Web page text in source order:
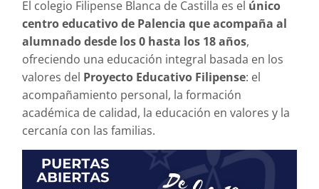
El colegio Filipense Blanca de Castilla es el único
centro educativo de Palencia que acompaña al
alumnado desde los 0 hasta los 18 años,
ofreciendo una educación integral basada en los
valores del Proyecto Educativo Filipense: el
acompañamiento personal, la formación
académica de calidad, la educación en valores y la
cercanía con las familias.